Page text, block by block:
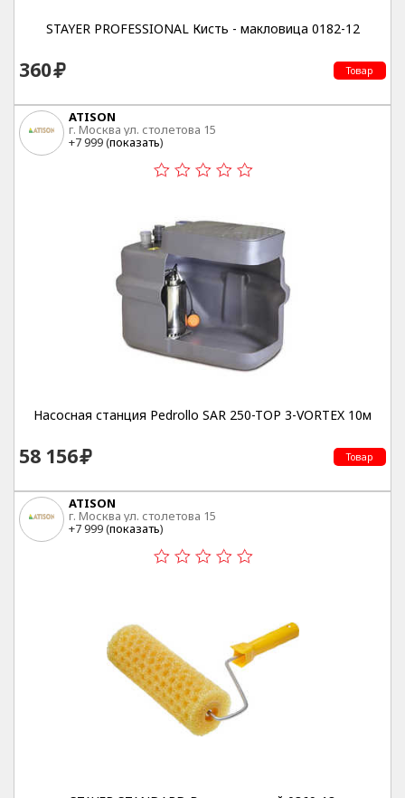
STAYER PROFESSIONAL Кисть - макловица 0182-12
360 Товар
ATISON
г. Москва ул. столетова 15
+7 999 (показать)
Насосная станция Pedrollo SAR 250-TOP 3-VORTEX 10м
58 156 Товар
ATISON
г. Москва ул. столетова 15
+7 999 (показать)